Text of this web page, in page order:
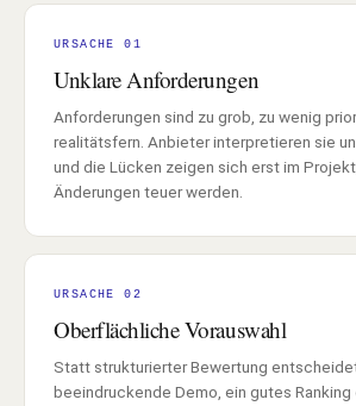
URSACHE 01
Unklare Anforderungen
Anforderungen sind zu grob, zu wenig
realitätsfern. Anbieter interpretieren sie
und die Lücken zeigen sich erst im
Änderungen teuer werden.
URSACHE 02
Oberflächliche Vorauswahl
Statt strukturierter Bewertung
beeindruckende Demo, ein gutes Ranking